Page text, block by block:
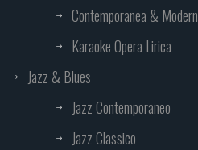
Contemporanea &
Karaoke Opera Lirica
Jazz & Blues
Jazz Contemporaneo
Jazz Classico